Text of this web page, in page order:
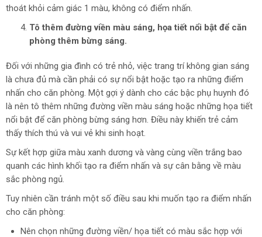
thoát khỏi cảm giác 1 màu, không có điểm nhấn.
Tô thêm đường viền màu sáng, họa tiết nổi bật để căn
phòng thêm bừng sáng.
Đối với những gia đình có trẻ nhỏ, việc trang trí không gian sáng
là chưa đủ mà cần phải có sự nổi bật hoặc tạo ra những điểm
nhấn cho căn phòng. Một gợi ý dành cho các bậc phụ huynh đó
là nên tô thêm những đường viền màu sáng hoặc những họa tiết
nổi bật để căn phòng bừng sáng hơn. Điều này khiến trẻ cảm
thấy thích thú và vui vẻ khi sinh hoạt.
Sự kết hợp giữa màu xanh dương và vàng cùng viền trắng bao
quanh các hình khối tạo ra điểm nhấn và sự cân bằng về màu
sắc phòng ngủ.
Tuy nhiên cần tránh một số điều sau khi muốn tạo ra điểm nhấn
cho căn phòng:
Nên chọn những đường viền/ họa tiết có màu sắc hợp với